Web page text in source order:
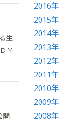
生
Ｙ
開
2016年
2015年
2014年
2013年
2012年
2011年
2010年
2009年
2008年